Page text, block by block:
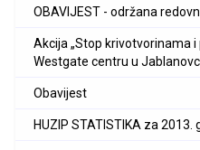
OBAVIJEST - održana
Akcija „Stop krivotvorinama i
Westgate centru u
Obavijest
HUZIP STATISTIKA za 2013.